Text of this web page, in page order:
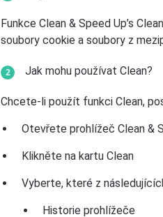
Funkce Clean & Speed Up’s
soubory cookie a soubory z
Jak mohu používat Clean?
Chcete-li použít funkci Clean,
Otevřete prohlížeč Clean &
Klikněte na kartu Clean
Vyberte, které z
Historie prohlížeče